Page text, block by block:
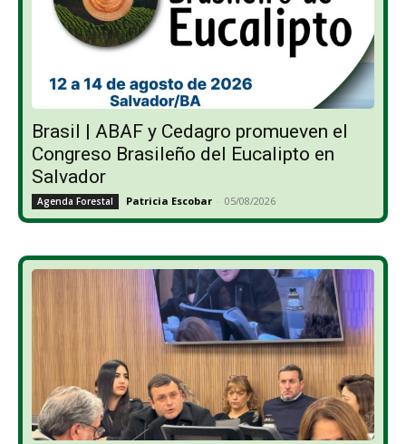
Brasil | ABAF y Cedagro promueven el
Congreso Brasileño del Eucalipto en
Salvador
Agenda Forestal Patricia Escobar - 05/08/2026